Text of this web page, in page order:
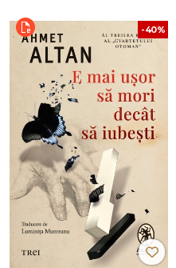
-40%